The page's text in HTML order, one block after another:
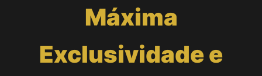
Máxima
Exclusividade e